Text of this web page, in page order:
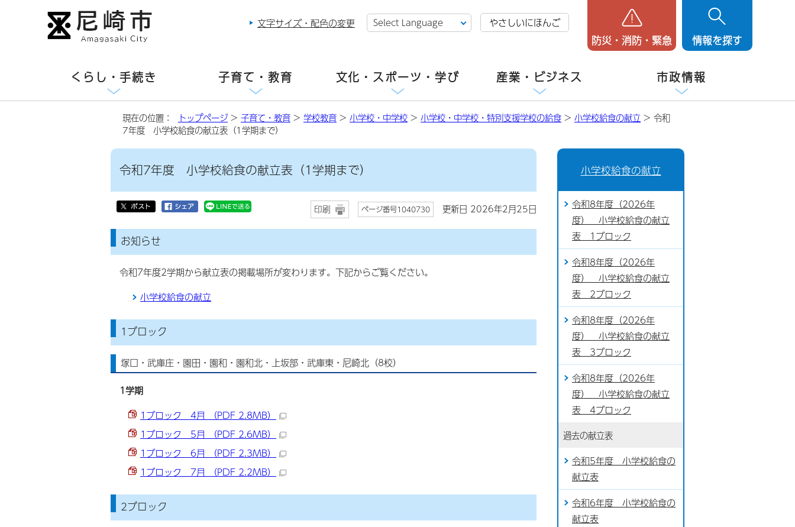
文字サイズ・配色の変更 やさしいにほんご
防災・消防・緊急 情報を探す
くらし・手続き 子育て・教育 文化・スポーツ・学び 産業・ビジネス 市政情報
現在の位置： トップページ> 子育て・教育 > 学校教育 > 小学校・中学校 > 小学校・中学校・特別支援学校の給食 > 小学校給食の献立 > 令和
7年度 小学校給食の献立表（1学期まで）
令和7年度 小学校給食の献立表（1学期まで）
印刷 ページ番号1040730 更新日 2026年2月25日
お知らせ
令和7年度2学期から献立表の掲載場所が変わります。下記からご覧ください。
小学校給食の献立
1ブロック
塚口・武庫庄・園田・園和・園和北・上坂部・武庫東・尼崎北（8校）
1学期
1ブロック 4月 （PDF 2.8MB）
1ブロック 5月 （PDF 2.6MB）
1ブロック 6月 （PDF 2.3MB）
1ブロック 7月 （PDF 2.2MB）
2ブロック
小学校給食の献立
令和8年度（2026年
度） 小学校給食の献立
表 1ブロック
令和8年度（2026年
度） 小学校給食の献立
表 2ブロック
令和8年度（2026年
度） 小学校給食の献立
表 3ブロック
令和8年度（2026年
度） 小学校給食の献立
表 4ブロック
過去の献立表
令和5年度 小学校給食の
献立表
令和6年度 小学校給食の
献立表